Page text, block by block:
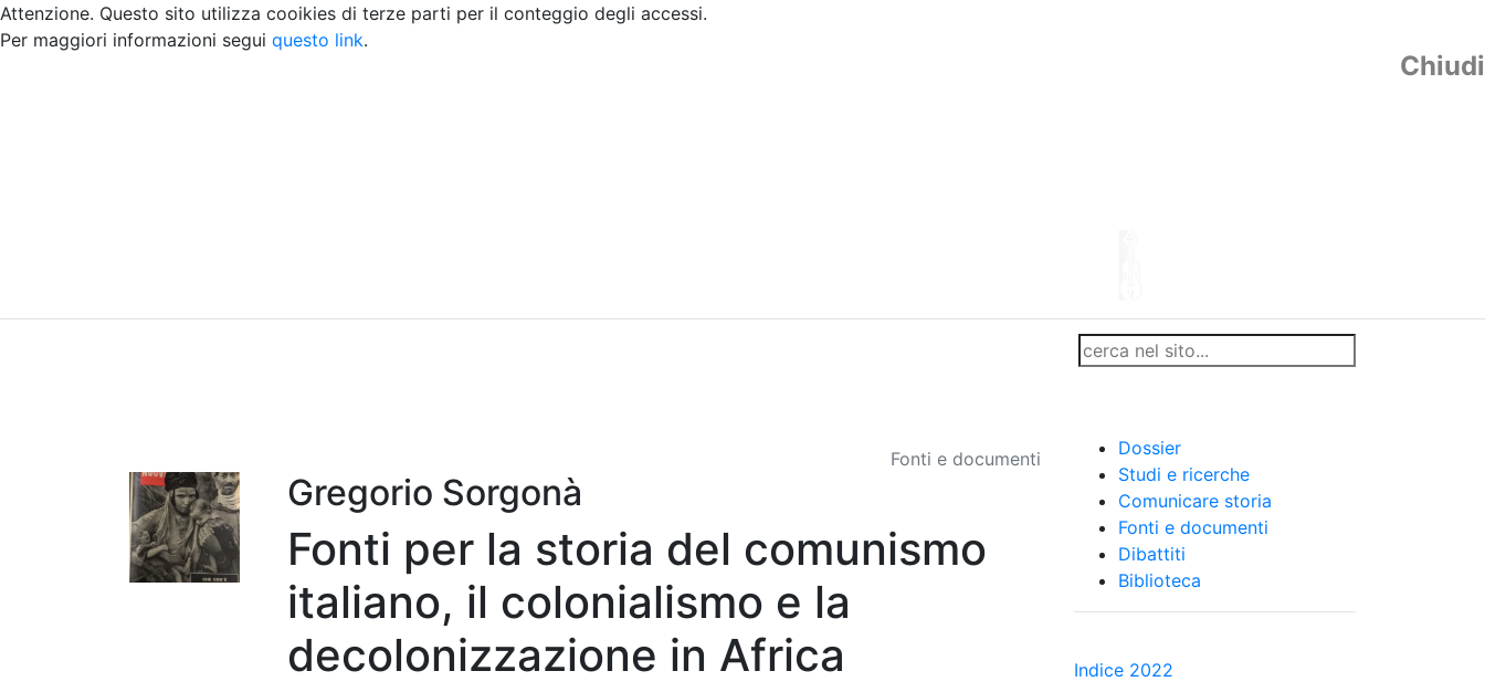
Attenzione. Questo sito utilizza cooikies di terze parti per il conteggio degli accessi.
Per maggiori informazioni segui questo link.
Chiudi
Fonti e documenti
Gregorio Sorgonà
Fonti per la storia del comunismo
italiano, il colonialismo e la
decolonizzazione in Africa
Dossier
Studi e ricerche
Comunicare storia
Fonti e documenti
Dibattiti
Biblioteca
Indice 2022